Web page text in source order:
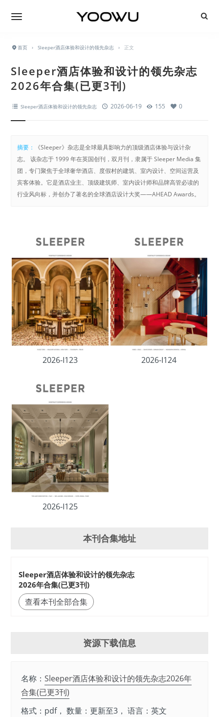
首页 › Sleeper酒店体验和设计的领先杂志 › 正文
Sleeper酒店体验和设计的领先杂志
2026年合集(已更3刊)
Sleeper酒店体验和设计的领先杂志 2026-06-19 155 0
摘要：
《Sleeper》杂志是全球最具影响力的顶级酒店体验与设计杂
志。 该杂志于 1999 年在英国创刊，双月刊，隶属于 Sleeper Media 集
团，专门聚焦于全球奢华酒店、度假村的建筑、室内设计、空间运营及
宾客体验。它是酒店业主、顶级建筑师、室内设计师和品牌高管必读的
行业风向标，并创办了著名的全球酒店设计大奖——AHEAD Awards。
2026-I123 2026-I124
2026-I125
本刊合集地址
Sleeper酒店体验和设计的领先杂志
2026年合集(已更3刊)
查看本刊全部合集
资源下载信息
名称： Sleeper酒店体验和设计的领先杂志2026年
合集(已更3刊)
格式：pdf， 数量：更新至3， 语言：英文